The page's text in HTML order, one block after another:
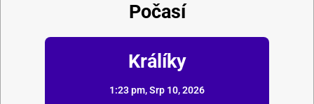
Počasí
Králíky
1:23 pm,Srp 10, 2026